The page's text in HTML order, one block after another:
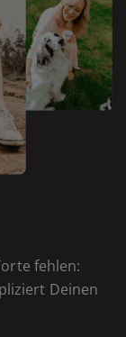
fehlen:
Deinen